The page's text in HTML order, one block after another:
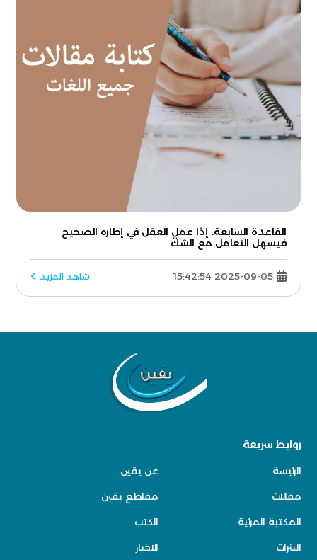
القاعدة السابعة: إذا عمل العقل في إطاره الصحيح
فيسهل التعامل مع الشكّ
2025-09-05 15:42:54 شاهد المزيد
روابط سريعة
الرئيسة عن يقين
مقالات مقاطع يقين
المكتبة المرئية الكتب
البنرات الاخبار